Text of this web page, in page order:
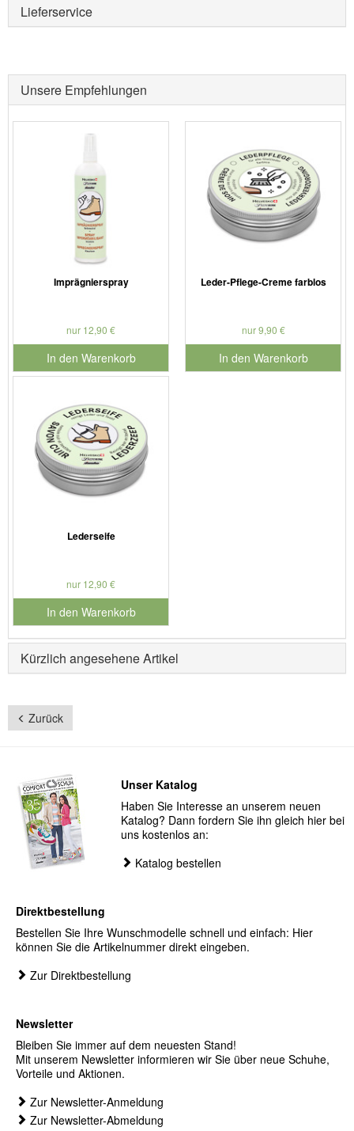
Lieferservice
Unsere Empfehlungen
Imprägnierspray
nur 12,90 €
In den Warenkorb
für Produktnummer 901126
Leder-Pflege-Creme farblos
nur 9,90 €
In den Warenkorb
für Produktnummer 901186
Lederseife
nur 12,90 €
In den Warenkorb
für Produktnummer 901127
Kürzlich angesehene Artikel
Zurück
Unser Katalog
Haben Sie Interesse an unserem neuen
Katalog? Dann fordern Sie ihn gleich hier bei
uns kostenlos an:
Katalog bestellen
Direktbestellung
Bestellen Sie Ihre Wunschmodelle schnell und einfach: Hier
können Sie die Artikelnummer direkt eingeben.
Zur Direktbestellung
Newsletter
Bleiben Sie immer auf dem neuesten Stand!
Mit unserem Newsletter informieren wir Sie über neue Schuhe,
Vorteile und Aktionen.
Zur Newsletter-Anmeldung
Zur Newsletter-Abmeldung